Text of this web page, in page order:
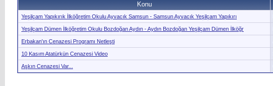
Konu
Yeşilçam Yapıkırık İlköğretim Okulu Ayvacık Samsun - Samsun Ayvacık Yeşilçam Yapıkırı
Yeşilçam Dümen İlköğretim Okulu Bozdoğan Aydın - Aydın Bozdoğan Yeşilçam Dümen İlköğr
Erbakan'ın Cenazesi Programı Netleşti
10 Kasım Atatürkün Cenazesi Video
Aşkın Cenazesi Var...